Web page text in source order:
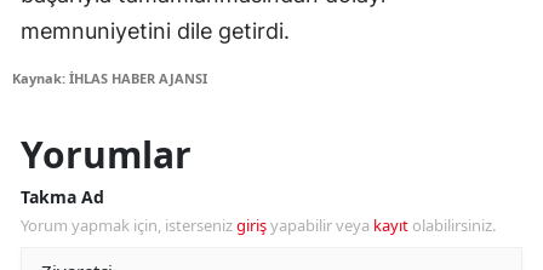
memnuniyetini dile getirdi.
Kaynak: İHLAS HABER AJANSI
Yorumlar
Takma Ad
Yorum yapmak için, istersenizgirişyapabilir veya kayıt olabilirsiniz.